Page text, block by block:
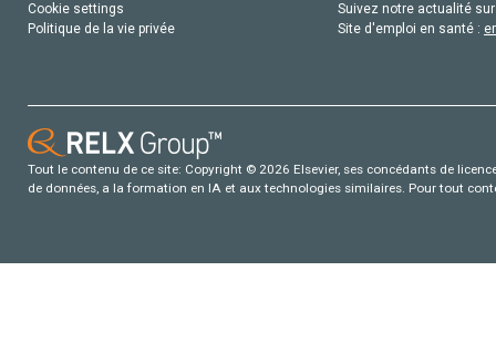
Cookie settings
Politique de la vie privée
Suivez notre actualité
Site d'emploi en santé :
Tout le contenu de ce site: Copyright © 2026 Elsevier, ses concédants de
de données, a la formation en IA et aux technologies similaires. Pour tout